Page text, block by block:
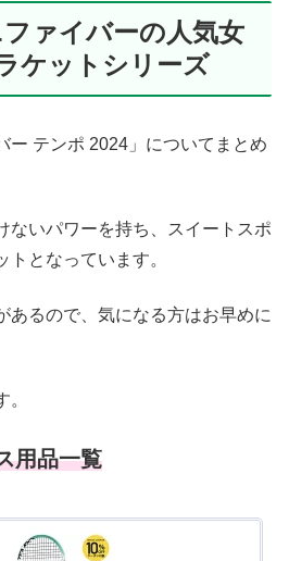
ァイバーの人気女
ケットシリーズ
ー テンポ 2024」についてまとめ
ないパワーを持ち、スイートスポ
トとなっています。
あるので、気になる方はお早めに
用品一覧